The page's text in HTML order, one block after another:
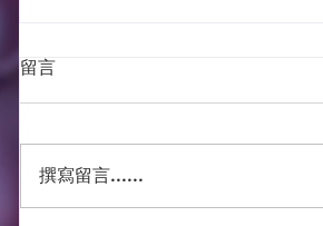
留言
撰寫留言......